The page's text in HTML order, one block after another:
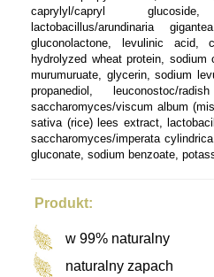
caprylyl/capryl
lactobacillus/arundinaria
gluconolactone, levulinic acid,
hydrolyzed wheat protein, sodium
murumuruate, glycerin, sodium
propanediol, leuconostoc/
saccharomyces/viscum album
sativa (rice) lees extract,
saccharomyces/imperata
gluconate, sodium benzoate,
Produkt:
w 99% naturalny
naturalny zapach